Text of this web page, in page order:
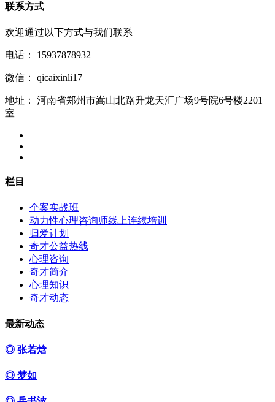
联系方式
欢迎通过以下方式与我们联系
电话： 15937878932
微信： qicaixinli17
地址：
河南省郑州市嵩山北路升龙天汇广场9号院6号楼2201
室
栏目
个案实战班
动力性心理咨询师线上连续培训
归爱计划
奇才公益热线
心理咨询
奇才简介
心理知识
奇才动态
最新动态
◎ 张若焓
◎ 梦如